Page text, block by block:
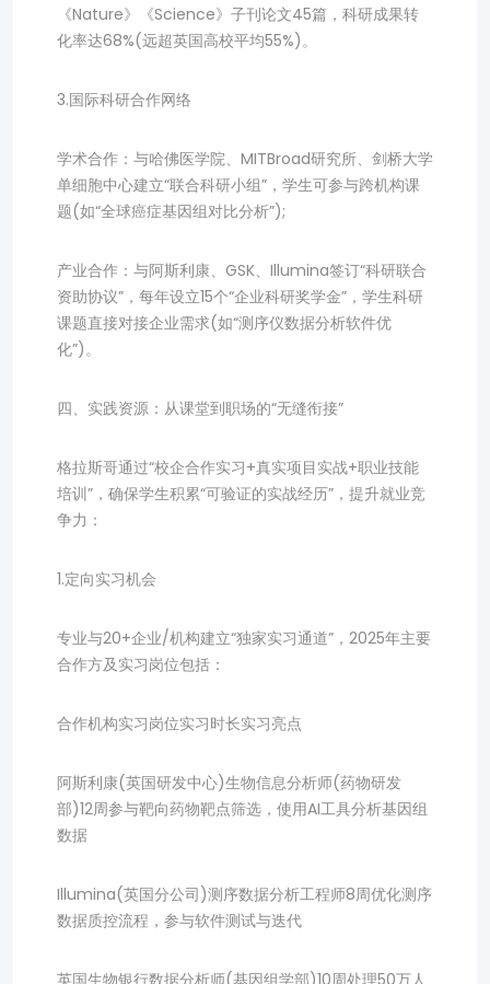
《Nature》《Science》子刊论文45篇，科研成果转
化率达68%(远超英国高校平均55%)。
3.国际科研合作网络
学术合作：与哈佛医学院、MITBroad研究所、剑桥大学
单细胞中心建立“联合科研小组”，学生可参与跨机构课
题(如“全球癌症基因组对比分析”);
产业合作：与阿斯利康、GSK、Illumina签订“科研联合
资助协议”，每年设立15个“企业科研奖学金”，学生科研
课题直接对接企业需求(如“测序仪数据分析软件优
化”)。
四、实践资源：从课堂到职场的“无缝衔接”
格拉斯哥通过“校企合作实习+真实项目实战+职业技能
培训”，确保学生积累“可验证的实战经历”，提升就业竞
争力：
1.定向实习机会
专业与20+企业/机构建立“独家实习通道”，2025年主要
合作方及实习岗位包括：
合作机构实习岗位实习时长实习亮点
阿斯利康(英国研发中心)生物信息分析师(药物研发
部)12周参与靶向药物靶点筛选，使用AI工具分析基因组
数据
Illumina(英国分公司)测序数据分析工程师8周优化测序
数据质控流程，参与软件测试与迭代
英国生物银行数据分析师(基因组学部)10周处理50万人